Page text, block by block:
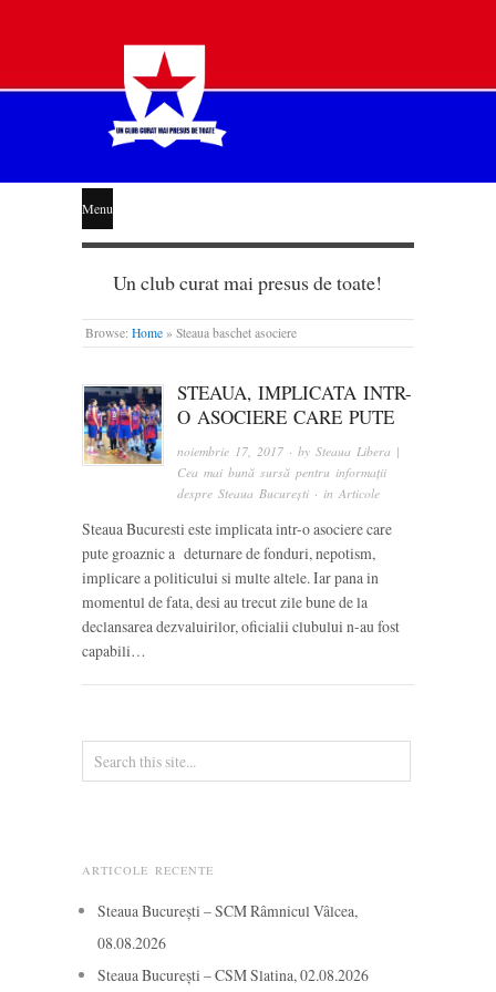
STEAUA
LIBERĂ
Menu
Un club curat mai presus de toate!
Browse: Home » Steaua baschet asociere
STEAUA, IMPLICATA INTR-
O ASOCIERE CARE PUTE
noiembrie 17, 2017 · bySteaua Libera |
Cea mai bună sursă pentru informații
despre Steaua București · inArticole
Steaua Bucuresti este implicata intr-o asociere care
pute groaznic a deturnare de fonduri, nepotism,
implicare a politicului si multe altele. Iar pana in
momentul de fata, desi au trecut zile bune de la
declansarea dezvaluirilor, oficialii clubului n-au fost
capabili…
ARTICOLE RECENTE
Steaua București – SCM Râmnicul Vâlcea,
08.08.2026
Steaua București – CSM Slatina, 02.08.2026